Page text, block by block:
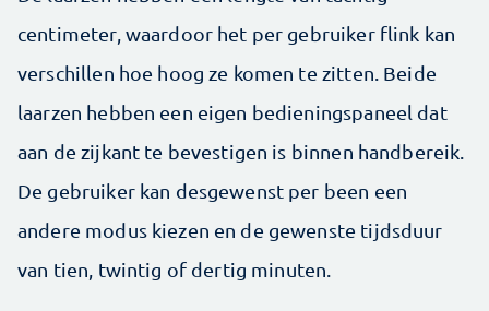
centimeter, waardoor het per gebruiker flink kan
verschillen hoe hoog ze komen te zitten. Beide
laarzen hebben een eigen bedieningspaneel dat
aan de zijkant te bevestigen is binnen handbereik.
De gebruiker kan desgewenst per been een
andere modus kiezen en de gewenste tijdsduur
van tien, twintig of dertig minuten.